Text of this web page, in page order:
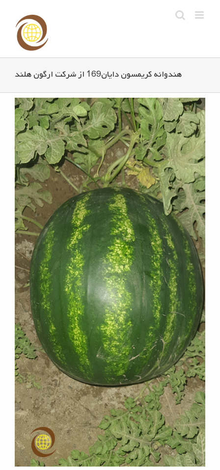
هندوانه کریمسون دایان169 از شرکت ارگون هلند
View
Larger
Image